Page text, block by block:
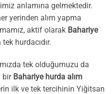
anlamına gelmektedir.
yerinden alım yapma
aktif olarak Bahariye
hurdacıdır.
tek olduğumuzu da
bir Bahariye hurda alım
ilk ve tek tercihinin Yiğitsan